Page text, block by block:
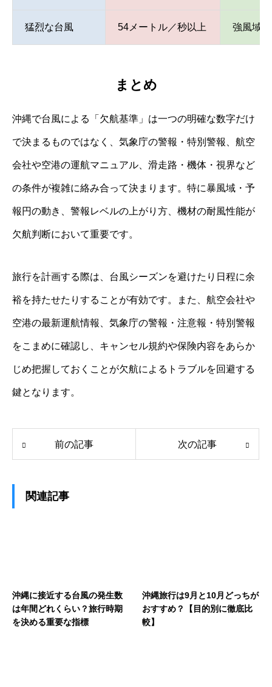
猛烈な台風 54メートル／秒以上 強風域
まとめ
沖縄で台風による「欠航基準」は一つの明確な数字だけ
で決まるものではなく、気象庁の警報・特別警報、航空
会社や空港の運航マニュアル、滑走路・機体・視界など
の条件が複雑に絡み合って決まります。特に暴風域・予
報円の動き、警報レベルの上がり方、機材の耐風性能が
欠航判断において重要です。
旅行を計画する際は、台風シーズンを避けたり日程に余
裕を持たせたりすることが有効です。また、航空会社や
空港の最新運航情報、気象庁の警報・注意報・特別警報
をこまめに確認し、キャンセル規約や保険内容をあらか
じめ把握しておくことが欠航によるトラブルを回避する
鍵となります。
前の記事 次の記事
関連記事
沖縄に接近する台風の発生数
は年間どれくらい？旅行時期
を決める重要な指標
沖縄旅行は9月と10月どっちが
おすすめ？【目的別に徹底比
較】